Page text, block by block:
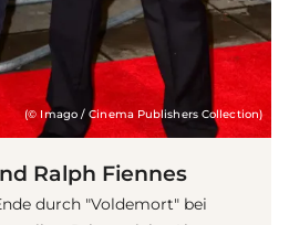
(© Imago / Cinema Publishers Collection)
Ralph Fiennes
durch "Voldemort" bei